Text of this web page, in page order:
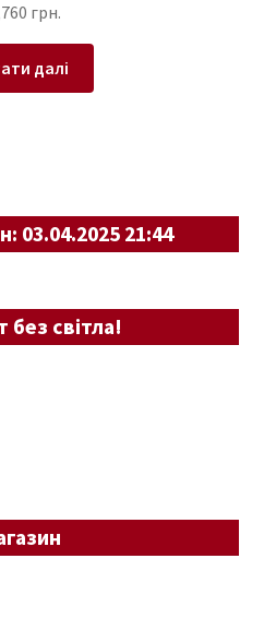
грн.
далі
03.04.2025 21:44
без світла!